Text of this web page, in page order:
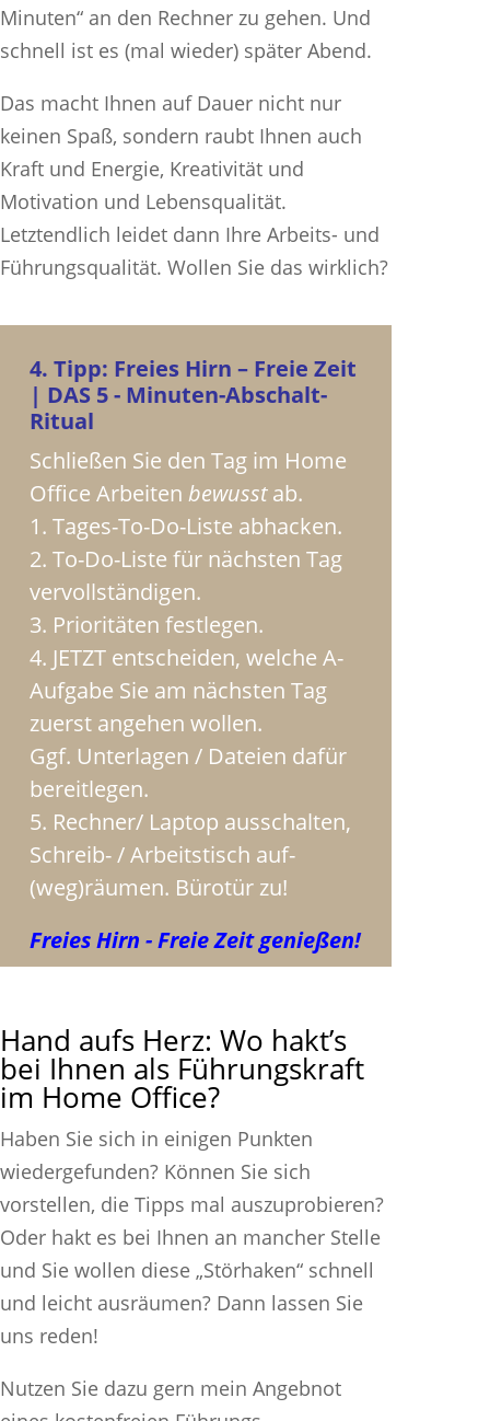
Minuten“ an den Rechner zu gehen. Und
schnell ist es (mal wieder) später Abend.
Das macht Ihnen auf Dauer nicht nur
keinen Spaß, sondern raubt Ihnen auch
Kraft und Energie, Kreativität und
Motivation und Lebensqualität.
Letztendlich leidet dann Ihre Arbeits- und
Führungsqualität. Wollen Sie das wirklich?
4. Tipp: Freies Hirn – Freie Zeit
| DAS 5 - Minuten-Abschalt-
Ritual
Schließen Sie den Tag im Home
Office Arbeiten bewusstab.
1. Tages-To-Do-Liste abhacken.
2. To-Do-Liste für nächsten Tag
vervollständigen.
3. Prioritäten festlegen.
4. JETZT entscheiden, welche A-
Aufgabe Sie am nächsten Tag
zuerst angehen wollen.
Ggf. Unterlagen / Dateien dafür
bereitlegen.
5. Rechner/ Laptop ausschalten,
Schreib- / Arbeitstisch auf-
(weg)räumen. Bürotür zu!
Freies Hirn - Freie Zeit genießen!
Hand aufs Herz: Wo hakt’s
bei Ihnen als Führungskraft
im Home Office?
Haben Sie sich in einigen Punkten
wiedergefunden? Können Sie sich
vorstellen, die Tipps mal auszuprobieren?
Oder hakt es bei Ihnen an mancher Stelle
und Sie wollen diese „Störhaken“ schnell
und leicht ausräumen? Dann lassen Sie
uns reden!
Nutzen Sie dazu gern mein Angebnot